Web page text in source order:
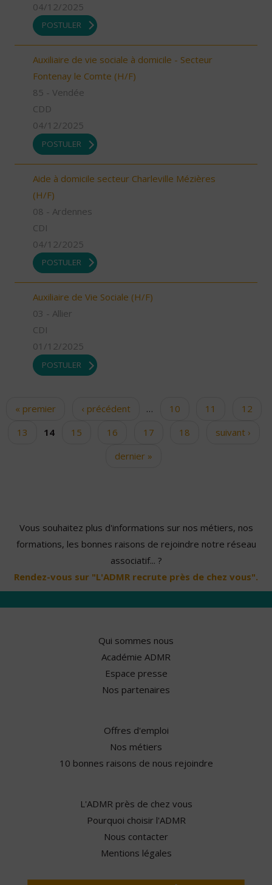
04/12/2025
POSTULER
Auxiliaire de vie sociale à domicile - Secteur
Fontenay le Comte (H/F)
85 - Vendée
CDD
04/12/2025
POSTULER
Aide à domicile secteur Charleville Mézières
(H/F)
08 - Ardennes
CDI
04/12/2025
POSTULER
Auxiliaire de Vie Sociale (H/F)
03 - Allier
CDI
01/12/2025
POSTULER
Pages
« premier ‹ précédent … 10 11
12
13
14 15 16 17 18
suivant ›
dernier »
Vous souhaitez plus d'informations sur nos métiers, nos
formations, les bonnes raisons de rejoindre notre réseau
associatif... ?
Rendez-vous sur "L'ADMR recrute près de chez vous".
Qui sommes nous
Académie ADMR
Espace presse
Nos partenaires
Offres d'emploi
Nos métiers
10 bonnes raisons de nous rejoindre
L'ADMR près de chez vous
Pourquoi choisir l'ADMR
Nous contacter
Mentions légales